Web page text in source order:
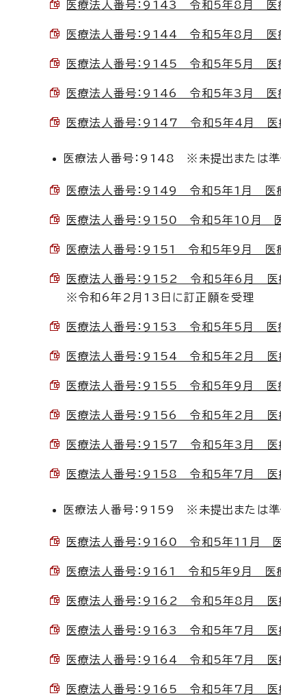
医療法人番号：9143 令和5年8月 医
医療法人番号：9144 令和5年8月 医
医療法人番号：9145 令和5年5月 医
医療法人番号：9146 令和5年3月 医
医療法人番号：9147 令和5年4月 医
医療法人番号：9148 ※未提出または準
医療法人番号：9149 令和5年1月 医
医療法人番号：9150 令和5年10月 医
医療法人番号：9151 令和5年9月 医
医療法人番号：9152 令和5年6月 医
※令和6年2月13日に訂正願を受理
医療法人番号：9153 令和5年5月 医療
医療法人番号：9154 令和5年2月 医
医療法人番号：9155 令和5年9月 医
医療法人番号：9156 令和5年2月 医
医療法人番号：9157 令和5年3月 医
医療法人番号：9158 令和5年7月 医
医療法人番号：9159 ※未提出または準
医療法人番号：9160 令和5年11月 医
医療法人番号：9161 令和5年9月 医
医療法人番号：9162 令和5年8月 医
医療法人番号：9163 令和5年7月 医
医療法人番号：9164 令和5年7月 医
医療法人番号：9165 令和5年7月 医